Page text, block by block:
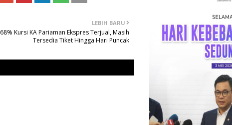
LEBIH BARU
68% Kursi KA Pariaman Ekspres Terjual, Masih
Tersedia Tiket Hingga Hari Puncak